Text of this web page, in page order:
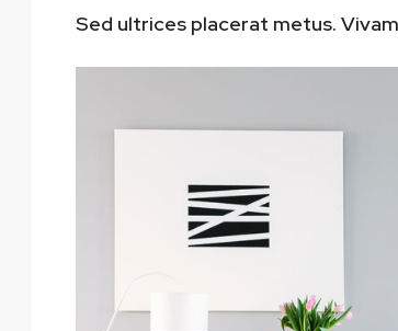
Sed ultrices placerat metus.